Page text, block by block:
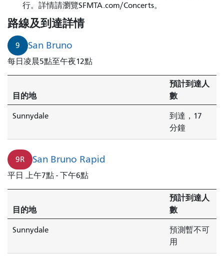
從
聖
布
魯
諾
開
桑
尼
爾
的
列
車
抵
達。
行。詳情請瀏覽SFMTA.com/Concerts。
路線及到達詳情
9 San Bruno
每日凌晨5點至午夜12點
目的地
預計到達人
數
Sunnydale
到達，17
分鐘
9R San Bruno Rapid
平日 上午7點 - 下午6點
目的地
預計到達人
數
Sunnydale
預測暫不可
用